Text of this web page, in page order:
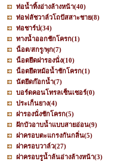
ท่อน้ำทิ้งอ่างล้างหน้า(40)
ท่อฟลัชวาล์วโถปัสสาะชาย(8)
ท่อชาร์ป(34)
ทางน้ำออกชักโครก(1)
น็อต/สกรู/พุก(7)
น็อตยึดฝารองนั่ง(10)
น็อตยึดหม้อน้ำชักโครก(1)
นัตยึดก๊อกน้ำ(7)
บอร์ดคอนโทรลเซ็นเซอร์(0)
ประเก็นยาง(4)
ฝารองนั่งชักโครก(5)
ฝักบัวอาบน้ำแบบสายอ่อน(9)
ฝาครอบตะแกรงกันกลิ่น(5)
ฝาครอบวาล์ว(27)
ฝาครอบรูน้ำล้นอ่างล้างหน้า(3)